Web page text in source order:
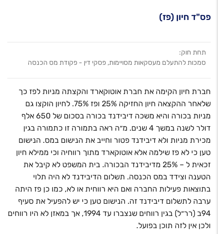
פס"ד חיון (פז)
תחת חוק:
סמכות להתעלם מעסקאות מסויימות, פסקי דין - פקודת מס הכנסה
חברת חיון הקימה את חברת אוטוקארד והקצתה מניות לפז כך
שלאחר ההקצאה חיון החזיקה 25% ופז 75%. לחיון הוקצו גם
מניות בכורה והיא משכה דיבידנד בכורה בסכום של 650 אלף
דולר לשנה במשך 4 שנים. מ״ה ראה בתמורה זו כתמורה בגין
מכירת מניות ולא דיבידנד פטור וחייב את הנישום במס. הנישום
טען כי לא פז שילמה אלא אוטוקארד מתוך רווחיה וכי ממילא חיון
זכאית ל – 25% מדיבידנד הבכורה. בית המשפט לא קיבל את
הטענה וצידד במס הכנסה. תשלום הדיבידנד לא היה תלוי
בתוצאות פעילות החברה ואם היא רווחית או לא, כמו כן פז היתה
ערבה לתשלום דיבידנד זה. הנישום טען כי יש להפעיל את סעיף
94ב (רר״ל) בגין רווחים שנצברו עד 1994, אך במאזן לא היו רווחים
ולכן אין לזה תוכן בפועל.